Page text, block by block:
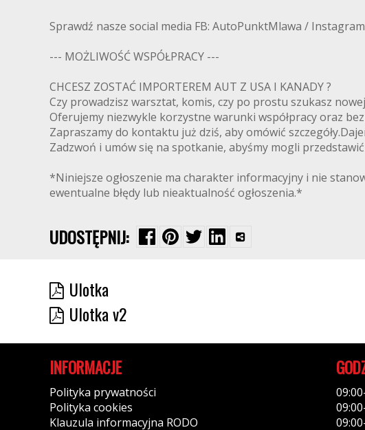
Sprawdź nasze social media FB: AutoPunktMlawa /
--- MOŻLIWOŚĆ WSPÓŁPRACY ---
CHCESZ ZOSTAĆ IMPORTEREM AUT Z USA I KANADY ?
Czy prowadzisz warsztat, komis, czy po prostu szukasz
Oferujemy niezwykle korzystne warunki współpracy oraz
Zapraszamy do kontaktu już dziś, aby omówić
Zadzwoń i umów się na spotkanie, abyśmy mogli
*Niniejsze ogłoszenie ma charakter informacyjny i nie
ewentualne błędy lub nieaktualność ogłoszenia.*
UDOSTĘPNIJ:
Ulotka
Ulotka v2
INFORMACJE
Polityka prywatności
Polityka cookies
Klauzula informacyjna RODO